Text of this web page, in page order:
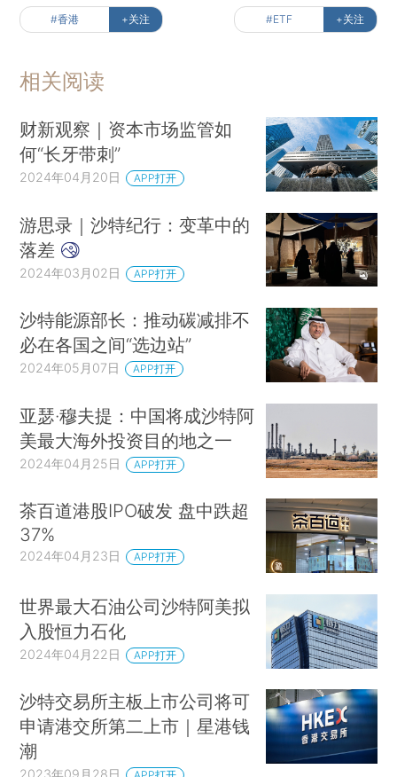
#香港 +关注 #ETF +关注
相关阅读
财新观察｜资本市场监管如
何“长牙带刺”
2024年04月20日 APP打开
游思录｜沙特纪行：变革中的
落差
2024年03月02日 APP打开
沙特能源部长：推动碳减排不
必在各国之间“选边站”
2024年05月07日 APP打开
亚瑟·穆夫提：中国将成沙特阿
美最大海外投资目的地之一
2024年04月25日 APP打开
茶百道港股IPO破发 盘中跌超
37%
2024年04月23日 APP打开
世界最大石油公司沙特阿美拟
入股恒力石化
2024年04月22日 APP打开
沙特交易所主板上市公司将可
申请港交所第二上市｜星港钱
潮